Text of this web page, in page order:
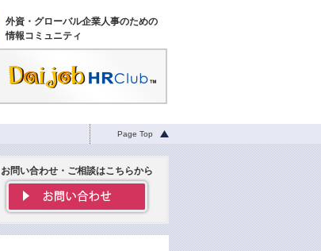
外資・グローバル企業人事のための
情報コミュニティ
Page Top
お問い合わせ・ご相談はこちらから